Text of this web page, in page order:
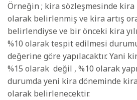
Örneğin ; kira sözleşmesinde kira
olarak belirlenmiş ve kira artış
belirlendiyse ve bir önceki kira
%10 olarak tespit edilmesi
değerine göre yapılacaktır. Yani
%15 olarak değil , %10 olarak
durumda yeni kira döneminde
olarak belirlenecektir.